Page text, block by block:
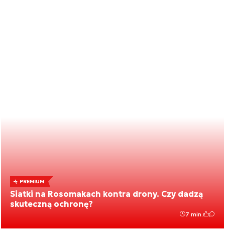
PREMIUM
Siatki na Rosomakach kontra drony. Czy dadzą
skuteczną ochronę?
7 min.